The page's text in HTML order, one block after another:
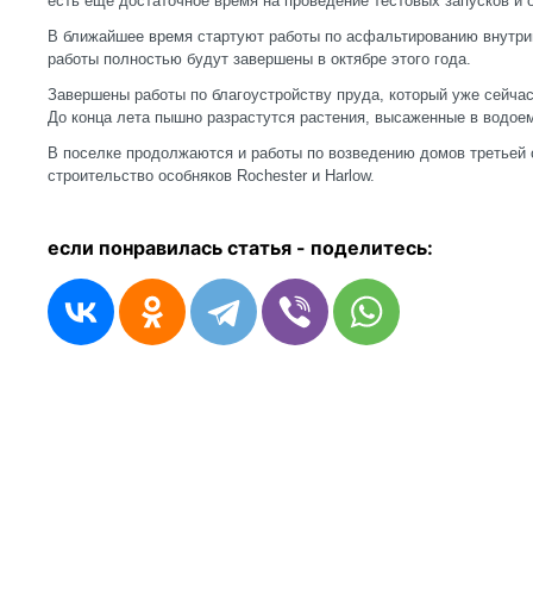
В ближайшее время стартуют работы по асфальтированию
работы полностью будут завершены в октябре этого года.
Завершены работы по благоустройству пруда, который уже
До конца лета пышно разрастутся растения, высаженные в
В поселке продолжаются и работы по возведению домов третьей
строительство особняков Rochester и Harlow.
если понравилась статья - поделитесь: